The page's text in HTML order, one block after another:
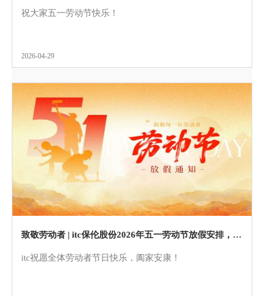
祝大家五一劳动节快乐！
2026-04-29
致敬劳动者 | itc保伦股份2026年五一劳动节放假安排，请查收！
itc祝愿全体劳动者节日快乐，阖家安康！